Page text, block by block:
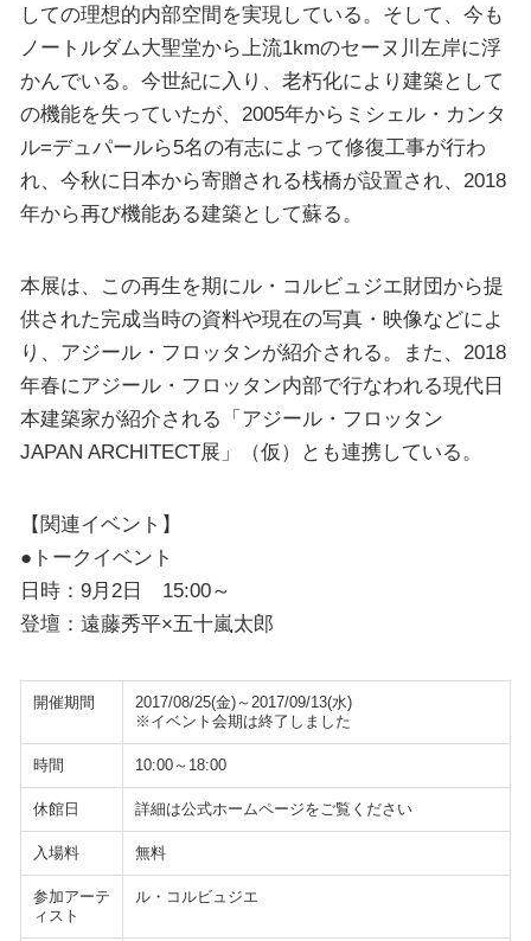
しての理想的内部空間を実現している。そして、今も
ノートルダム大聖堂から上流1kmのセーヌ川左岸に浮
かんでいる。今世紀に入り、老朽化により建築として
の機能を失っていたが、2005年からミシェル・カンタ
ル=デュパールら5名の有志によって修復工事が行わ
れ、今秋に日本から寄贈される桟橋が設置され、2018
年から再び機能ある建築として蘇る。
本展は、この再生を期にル・コルビュジエ財団から提
供された完成当時の資料や現在の写真・映像などによ
り、アジール・フロッタンが紹介される。また、2018
年春にアジール・フロッタン内部で行なわれる現代日
本建築家が紹介される「アジール・フロッタン
JAPAN ARCHITECT展」（仮）とも連携している。
【関連イベント】
●トークイベント
日時：9月2日 15:00～
登壇：遠藤秀平×五十嵐太郎
開催期間
2017/08/25(金)～2017/09/13(水)
※イベント会期は終了しました
時間 10:00～18:00
休館日 詳細は公式ホームページをご覧ください
入場料 無料
参加アーテ
ィスト
ル・コルビュジエ